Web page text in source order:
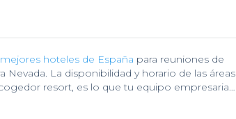
hoteles de España para reuniones de
Nevada. La disponibilidad y horario de las áreas
resort, es lo que tu equipo empresarial